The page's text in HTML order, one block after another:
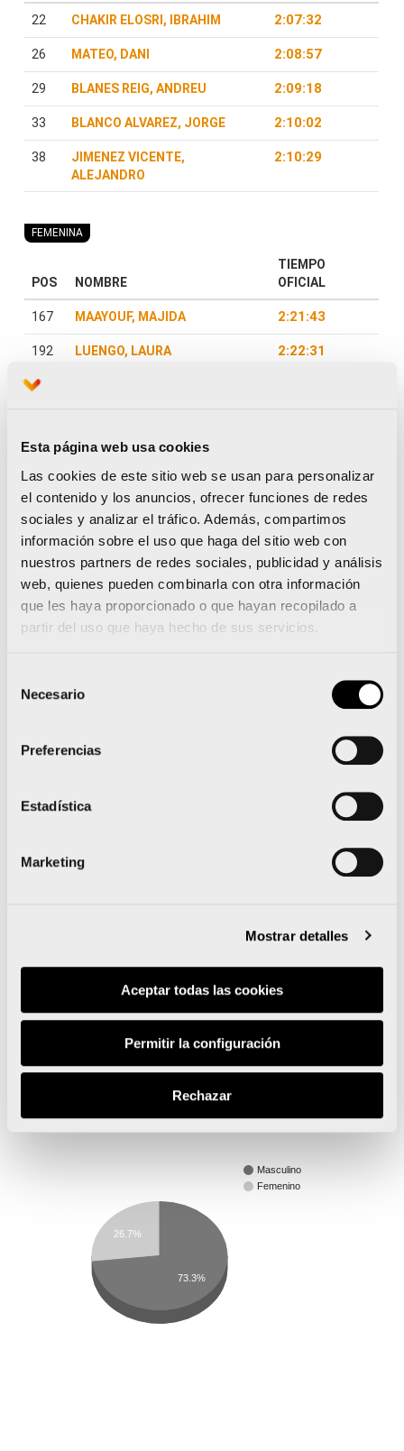
Esta página web usa cookies
Las cookies de este sitio web se usan para personalizar
el contenido y los anuncios, ofrecer funciones de redes
sociales y analizar el tráfico. Además, compartimos
información sobre el uso que haga del sitio web con
nuestros partners de redes sociales, publicidad y análisis
web, quienes pueden combinarla con otra información
que les haya proporcionado o que hayan recopilado a
partir del uso que haya hecho de sus servicios.
Necesario
Preferencias
Estadística
Marketing
Mostrar detalles
Aceptar todas las cookies
Permitir la configuración
Rechazar